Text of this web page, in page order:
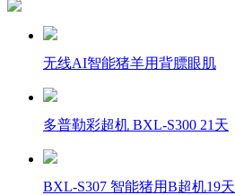
无线AI智能猪羊用背膘眼肌
多普勒彩超机 BXL-S300 21天
BXL-S307 智能猪用B超机19天